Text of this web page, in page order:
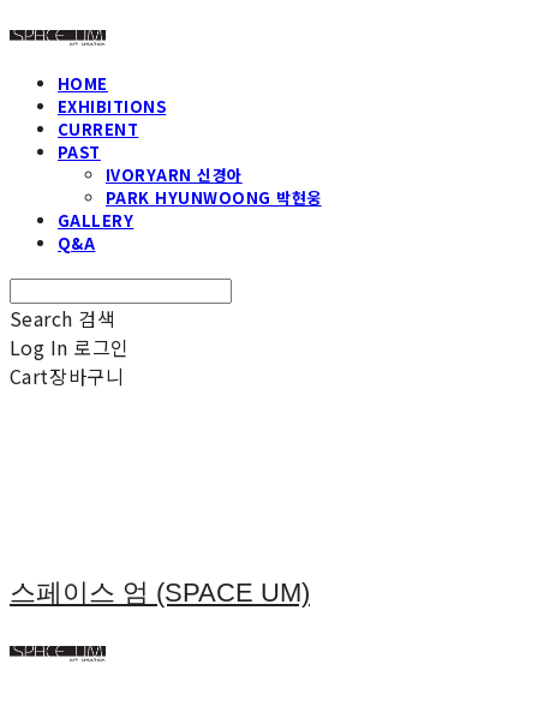
HOME
EXHIBITIONS
CURRENT
PAST
IVORYARN 신경아
PARK HYUNWOONG 박현웅
GALLERY
Q&A
Search 검색
Log In 로그인
Cart장바구니
스페이스 엄 (SPACE UM)